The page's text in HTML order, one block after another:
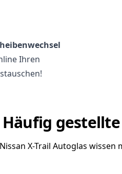
Ihren
X-Trail Autoglas wissen